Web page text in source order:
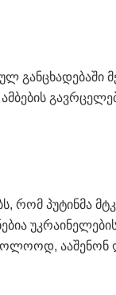
განცხადებაში
რომ პუტინმა
ააშენონ